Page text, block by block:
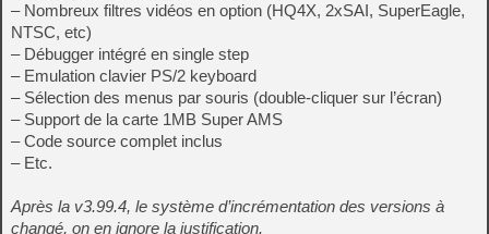
– Nombreux filtres vidéos en option (HQ4X, 2xSAI, SuperEagle,
NTSC, etc)
– Débugger intégré en single step
– Emulation clavier PS/2 keyboard
– Sélection des menus par souris (double-cliquer sur l’écran)
– Support de la carte 1MB Super AMS
– Code source complet inclus
– Etc.
Après la v3.99.4, le système d’incrémentation des versions à
changé, on en ignore la justification.